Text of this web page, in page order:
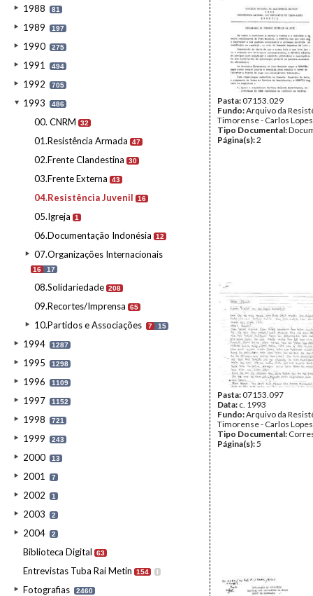
1988 81
1989 197
1990 275
1991 494
1992 705
1993 486
00. CNRM 32
01.Resistência Armada 47
02.Frente Clandestina 30
03.Frente Externa 43
04.Resistência Juvenil 16
05.Igreja 1
06.Documentação Indonésia 12
07.Organizações Internacionais
16 17
08.Solidariedade 208
09.Recortes/Imprensa 65
10.Partidos e Associações 7 15
1994 1287
1995 1298
1996 1109
1997 1152
1998 721
1999 243
2000 13
2001 7
2002 1
2003 2
2004 2
Biblioteca Digital 63
Entrevistas Tuba Rai Metin 154 I
Fotografias 2460
Pasta:07153.029
Fundo:Arquivo da
Timorense - Carlos Lopes
Tipo Documental:
Página(s):2
Pasta:07153.097
Data: c. 1993
Fundo:Arquivo da
Timorense - Carlos Lopes
Tipo Documental:
Página(s):5